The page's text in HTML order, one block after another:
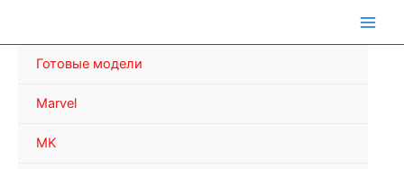
Готовые модели
Marvel
MK